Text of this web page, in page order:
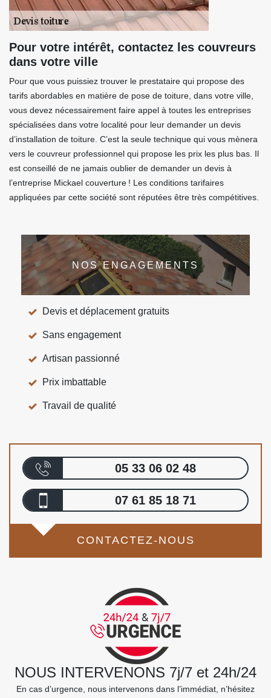
Pour votre intérêt, contactez les couvreurs
dans votre ville
Pour que vous puissiez trouver le prestataire qui propose des
tarifs abordables en matière de pose de toiture, dans votre ville,
vous devez nécessairement faire appel à toutes les entreprises
spécialisées dans votre localité pour leur demander un devis
d’installation de toiture. C’est la seule technique qui vous mènera
vers le couvreur professionnel qui propose les prix les plus bas. Il
est conseillé de ne jamais oublier de demander un devis à
l’entreprise Mickael couverture ! Les conditions tarifaires
appliquées par cette société sont réputées être très compétitives.
NOS ENGAGEMENTS
Devis et déplacement gratuits
Sans engagement
Artisan passionné
Prix imbattable
Travail de qualité
05 33 06 02 48
07 61 85 18 71
CONTACTEZ-NOUS
NOUS INTERVENONS 7j/7 et 24h/24
En cas d’urgence, nous intervenons dans l’immédiat, n’hésitez